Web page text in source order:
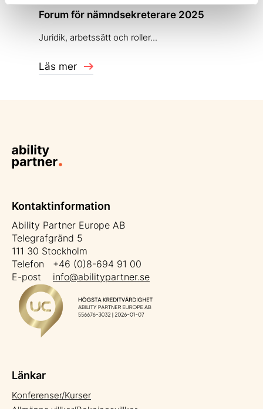
Forum för nämndsekreterare 2025
Juridik, arbetssätt och roller...
Läs mer
Kontaktinformation
Ability Partner Europe AB
Telegrafgränd 5
111 30 Stockholm
Telefon +46 (0)8-694 91 00
E-post info@abilitypartner.se
Länkar
Konferenser/Kurser